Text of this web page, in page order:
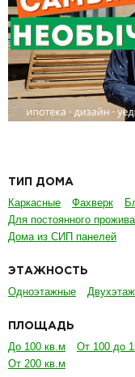
ТИП ДОМА
Каркасные Фахверк
Для постоянного
Дома из СИП панелей
ЭТАЖНОСТЬ
Одноэтажные
ПЛОЩАДЬ
До 100 кв.м От 100 до
От 200 кв.м